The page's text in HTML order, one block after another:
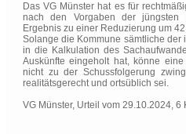
Das VG Münster hat es für
nach den Vorgaben der jüngsten
Ergebnis zu einer Reduzierung um
Solange die Kommune sämtliche
in die Kalkulation des
Auskünfte eingeholt hat, könne
nicht zu der Schussfolgerung
realitätsgerecht und ortsüblich sei.
VG Münster, Urteil vom 29.10.2024, 6